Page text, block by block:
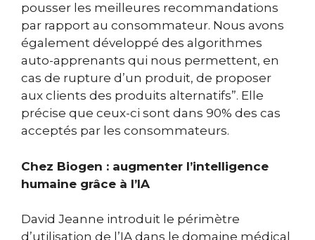
pousser les meilleures recommandations
par rapport au consommateur. Nous avons
également développé des algorithmes
auto-apprenants qui nous permettent, en
cas de rupture d’un produit, de proposer
aux clients des produits alternatifs”. Elle
précise que ceux-ci sont dans 90% des cas
acceptés par les consommateurs.
Chez Biogen : augmenter l’intelligence
humaine grâce à l’IA
David Jeanne introduit le périmètre
d’utilisation de l’IA dans le domaine médical